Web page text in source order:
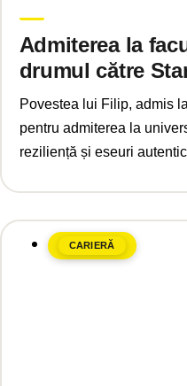
Admiterea la
drumul către
Povestea lui Filip, admis
pentru admiterea la
reziliență și eseuri
CARIERĂ